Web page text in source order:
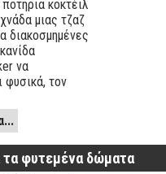
κοκτέιλ
μιας τζαζ
διακοσμημένες
να
φυσικά, τον
τα φυτεμένα δώματα